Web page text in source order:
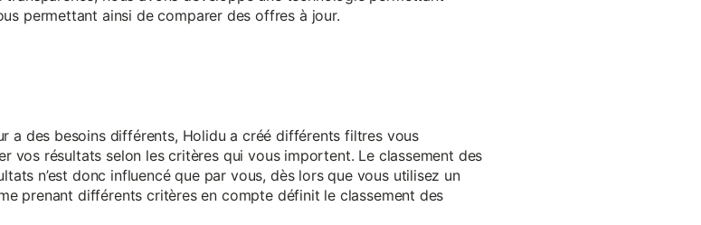
permettant ainsi de comparer des offres à jour.
a des besoins différents, Holidu a créé différents filtres vous
vos résultats selon les critères qui vous importent. Le classement des
n’est donc influencé que par vous, dès lors que vous utilisez un
prenant différents critères en compte définit le classement des